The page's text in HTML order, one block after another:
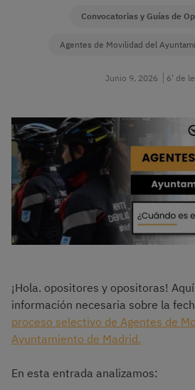
Convocatorias y Guías de
Agentes de Movilidad del
Junio 9, 2026 6’ de
¡Hola. opositores y opositoras!
información necesaria sobre la
proceso selectivo de Agentes de
Ayuntamiento de Madrid.
En esta entrada analizamos: